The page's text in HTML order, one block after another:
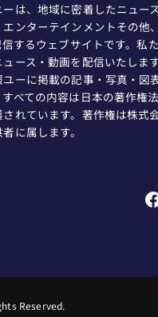
は、地域に密着したニュー
ンターテインメントその他
するウェブサイトです。私
ース・動画を配信いたします
ーに掲載の記事・写真・図
べての内容は日本の著作権
れています。著作権は株式
に属します。
Facebook
Reserved.